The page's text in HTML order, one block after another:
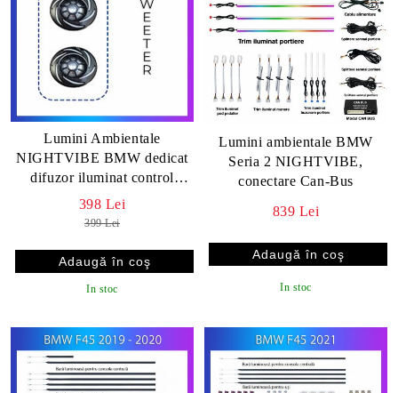
Lumini Ambientale
NIGHTVIBE BMW dedicat
difuzor iluminat control
telefon sau sistem original
398 Lei
399 Lei
In stoc
Lumini ambientale BMW
Seria 2 NIGHTVIBE,
conectare Can-Bus
839 Lei
In stoc